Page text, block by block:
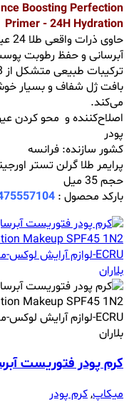
Boosting Perfection
Primer - 24H Hydration
حاوی ذرات واقعی طلا 24 عیار برای درخشش بی‌نظیر
آبرسانی و حفظ رطوبت پوست تا
ترکیبات طبیعی متشکل از 98٪ مواد با منش طبیعی
بافت ژل شفاف و بسیار
می‌کند.
اصلاح‌کننده و محو کردن
پودر
کشور سازنده: فرانسه
پرایمر طلا گرلن تستر
حجم 35 میل
بارکد محصول :
کرم پودر فتوریست
میکاپ,کرم پودر